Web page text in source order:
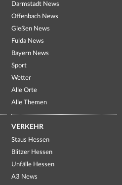
Darmstadt News
Offenbach News
Gießen News
Fulda News
Bayern News
Sport
Wetter
Alle Orte
Alle Themen
VERKEHR
Staus Hessen
Blitzer Hessen
Unfälle Hessen
A3 News